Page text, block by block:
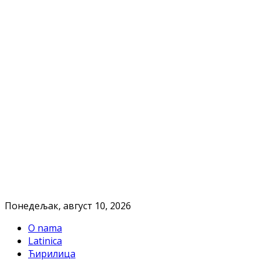
Понедељак, август 10, 2026
O nama
Latinica
Ћирилица